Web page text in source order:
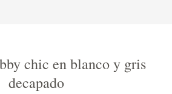
chic en blanco y gris
decapado